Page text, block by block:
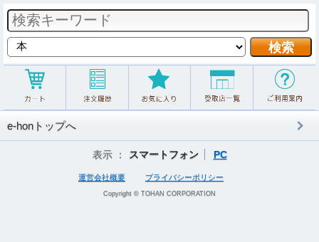
e-honトップへ
表示 ： スマートフォン PC
運営会社概要 プライバシーポリシー
Copyright © TOHAN CORPORATION